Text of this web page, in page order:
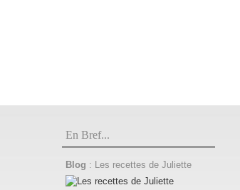
En Bref...
Blog : Les recettes de Juliette